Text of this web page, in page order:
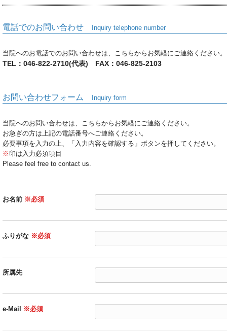
電話でのお問い合わせ Inquiry telephone number
当院へのお電話でのお問い合わせは、こちらからお気軽にご連絡ください。
TEL：046-822-2710(代表) FAX：046-825-2103
お問い合わせフォーム Inquiry form
当院へのお問い合わせは、こちらからお気軽にご連絡ください。
お急ぎの方は上記の電話番号へご連絡ください。
必要事項を入力の上、「入力内容を確認する」ボタンを押してください。
※ 印は入力必須項目
Please feel free to contact us.
お名前 ※必須
ふりがな ※必須
所属先
e-Mail ※必須